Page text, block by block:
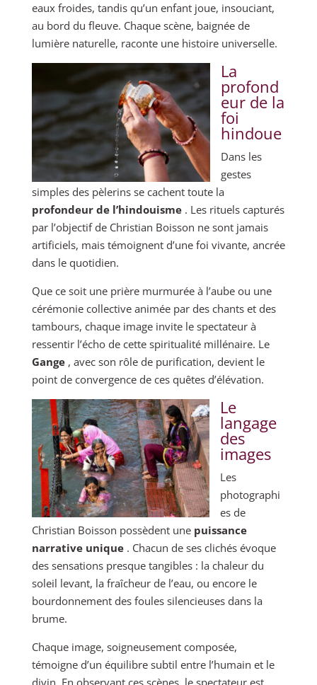
eaux froides, tandis qu’un enfant joue, insouciant,
au bord du fleuve. Chaque scène, baignée de
lumière naturelle, raconte une histoire universelle.
La
profond
eur de la
foi
hindoue
Dans les
gestes
simples des pèlerins se cachent toute la
profondeur de l’hindouisme. Les rituels capturés
par l’objectif de Christian Boisson ne sont jamais
artificiels, mais témoignent d’une foi vivante, ancrée
dans le quotidien.
Que ce soit une prière murmurée à l’aube ou une
cérémonie collective animée par des chants et des
tambours, chaque image invite le spectateur à
ressentir l’écho de cette spiritualité millénaire. Le
Gange, avec son rôle de purification, devient le
point de convergence de ces quêtes d’élévation.
Le
langage
des
images
Les
photographi
es de
Christian Boisson possèdent une puissance
narrative unique. Chacun de ses clichés évoque
des sensations presque tangibles : la chaleur du
soleil levant, la fraîcheur de l’eau, ou encore le
bourdonnement des foules silencieuses dans la
brume.
Chaque image, soigneusement composée,
témoigne d’un équilibre subtil entre l’humain et le
divin. En observant ces scènes, le spectateur est